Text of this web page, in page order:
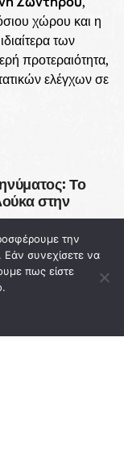
χώρου και η
των
προτεραιότητα,
ελέγχων σε
Το
στην
στις
την
Εάν συνεχίσετε να
πως είστε